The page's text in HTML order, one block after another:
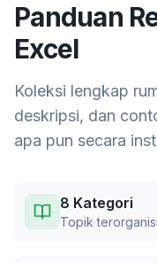
Panduan
Excel
Koleksi lengkap
deskripsi, dan
apa pun secara
8 Kategori
Topik